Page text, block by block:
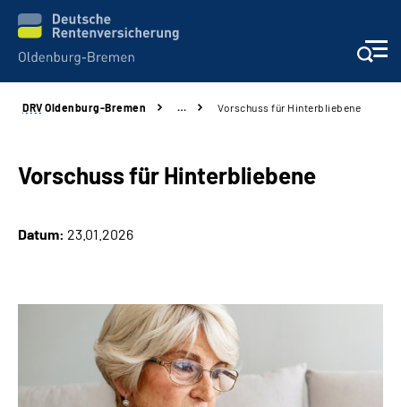
Services
Beratung und Kontakt
DRV Oldenburg-Bremen … Vorschuss für Hinterbliebene
Vorschuss für Hinterbliebene
Datum: 23.01.2026